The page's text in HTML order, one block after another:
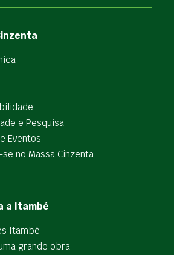
e Pesquisa
Eventos
no Massa Cinzenta
a Itambé
Itambé
grande obra